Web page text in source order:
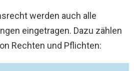
werden auch alle
eingetragen. Dazu zählen
Rechten und Pflichten: